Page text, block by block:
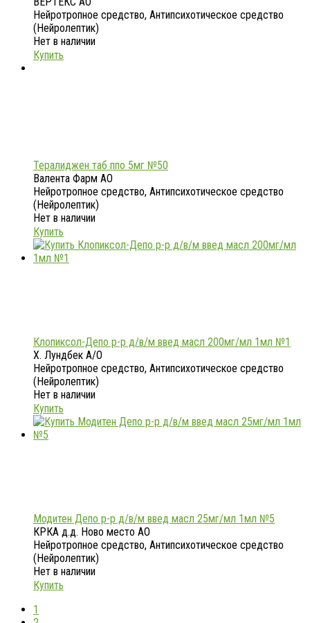
Нейротропное средство, Антипсихотическое средство
(Нейролептик)
Нет в наличии
Купить
Тералиджен таб ппо 5мг №50
Валента Фарм АО
Нейротропное средство, Антипсихотическое средство
(Нейролептик)
Нет в наличии
Купить
Клопиксол-Депо р-р д/в/м введ масл 200мг/мл 1мл №1
Х. Лундбек А/О
Нейротропное средство, Антипсихотическое средство
(Нейролептик)
Нет в наличии
Купить
Модитен Депо р-р д/в/м введ масл 25мг/мл 1мл №5
КРКА д.д. Ново место АО
Нейротропное средство, Антипсихотическое средство
(Нейролептик)
Нет в наличии
Купить
1